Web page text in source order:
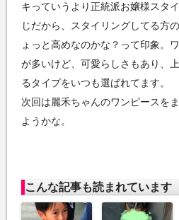
キっていうより正統派お嬢様スタ
じだから、スタイリングしてる方
ょっと高めなのかな？って印象。
が多いけど、可愛らしさもあり、
るタイプをいつも選ばれてます。
次回は麗禾ちゃんのワンピースを
ようかな。
こんな記事も読まれています